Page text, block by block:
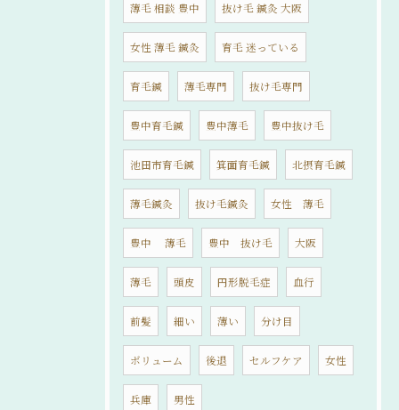
薄毛 相談 豊中 抜け毛 鍼灸 大阪
女性 薄毛 鍼灸 育毛 迷っている
育毛鍼 薄毛専門 抜け毛専門
豊中育毛鍼 豊中薄毛 豊中抜け毛
池田市育毛鍼 箕面育毛鍼 北摂育毛鍼
薄毛鍼灸 抜け毛鍼灸 女性 薄毛
豊中 薄毛 豊中 抜け毛 大阪
薄毛 頭皮 円形脱毛症 血行
前髪 細い 薄い 分け目
ボリューム 後退 セルフケア 女性
兵庫 男性